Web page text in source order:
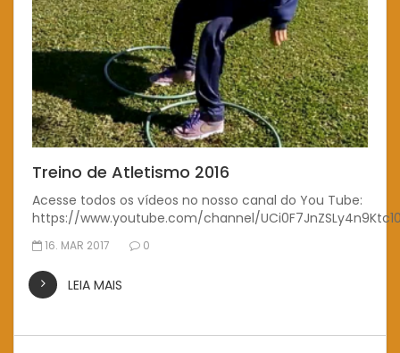
Treino de Atletismo 2016
Acesse todos os vídeos no nosso canal do You Tube:
https://www.youtube.com/channel/
16. MAR 2017 0
LEIA MAIS